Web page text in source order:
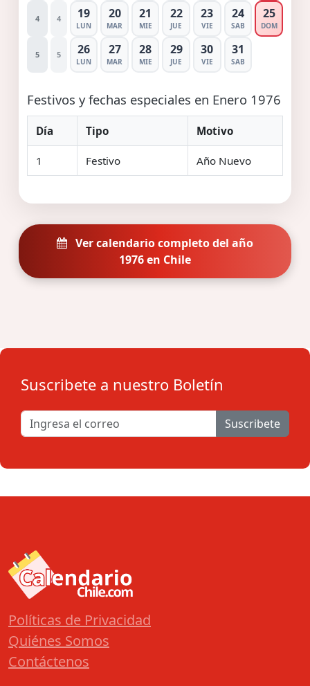
4 4 19
LUN
20
MAR
21
MIE
22
JUE
23
VIE
24
SAB
25
DOM
5 5 26
LUN
27
MAR
28
MIE
29
JUE
30
VIE
31
SAB
Festivos y fechas especiales en Enero 1976
Día Tipo Motivo
1 Festivo Año Nuevo
Ver calendario completo del año
1976 en Chile
Suscribete a nuestro Boletín
Suscribete
Políticas de Privacidad
Quiénes Somos
Contáctenos